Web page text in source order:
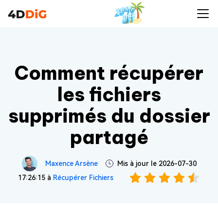
Comment récupérer
les fichiers
supprimés du dossier
partagé
Maxence Arsène
Mis à jour le 2026-07-30
17:26:15 à Récupérer Fichiers